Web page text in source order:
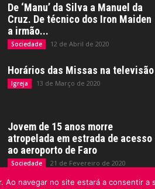
De ‘Manu’ da Silva a Manuel da
Cruz. De técnico dos Iron Maiden
a irmão...
Sociedade 12 de Abril de 2020
Horários das Missas na televisão
Igreja 13 de Março de 2020
Jovem de 15 anos morre
atropelada em estrada de acesso
ao aeroporto de Faro
Sociedade 21 de Fevereiro de 2020
navegar no site estará a consentir